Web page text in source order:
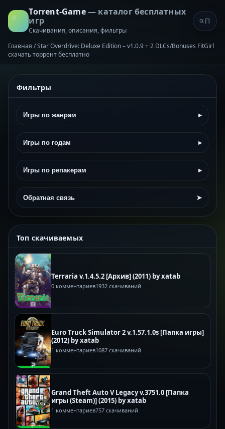
Torrent-Game— каталог бесплатных
игр
Скачивания, описания, фильтры
Главная /Star Overdrive: Deluxe Edition – v1.0.9 + 2 DLCs/Bonuses FitGirl
скачать торрент бесплатно
Фильтры
Игры по жанрам ▸
Игры по годам ▸
Игры по репакерам ▸
Обратная связь ➤
Топ скачиваемых
Terraria v.1.4.5.2 [Архив] (2011) by xatab
0 комментариев1932 скачиваний
Euro Truck Simulator 2 v.1.57.1.0s [Папка игры]
(2012) by xatab
1 комментариев1087 скачиваний
Grand Theft Auto V Legacy v.3751.0 [Папка
игры (Steam)] (2015) by xatab
1 комментариев757 скачиваний